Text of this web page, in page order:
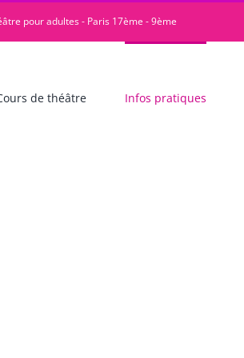
pour adultes - Paris 17ème - 9ème
de théâtre Infos pratiques